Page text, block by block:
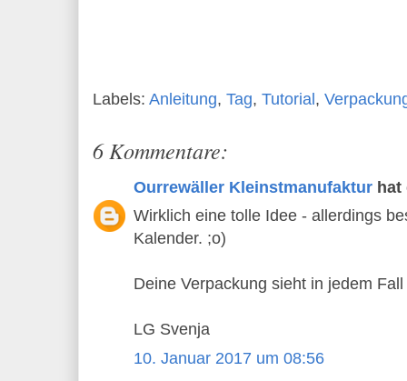
Labels: Anleitung, Tag, Tutorial,
6 Kommentare:
Ourrewäller Kleinstmanufaktur
Wirklich eine tolle Idee - allerdings
Kalender. ;o)
Deine Verpackung sieht in jedem
LG Svenja
10. Januar 2017 um 08:56